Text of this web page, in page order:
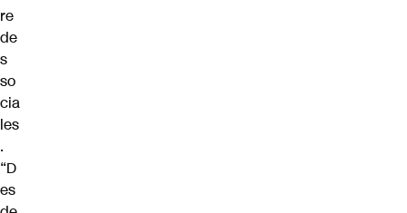
re
de
s
so
cia
les
.
“D
es